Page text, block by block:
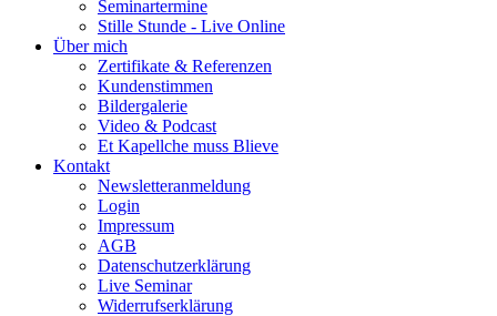
Seminartermine
Stille Stunde - Live Online
Über mich
Zertifikate & Referenzen
Kundenstimmen
Bildergalerie
Video & Podcast
Et Kapellche muss Blieve
Kontakt
Newsletteranmeldung
Login
Impressum
AGB
Datenschutzerklärung
Live Seminar
Widerrufserklärung